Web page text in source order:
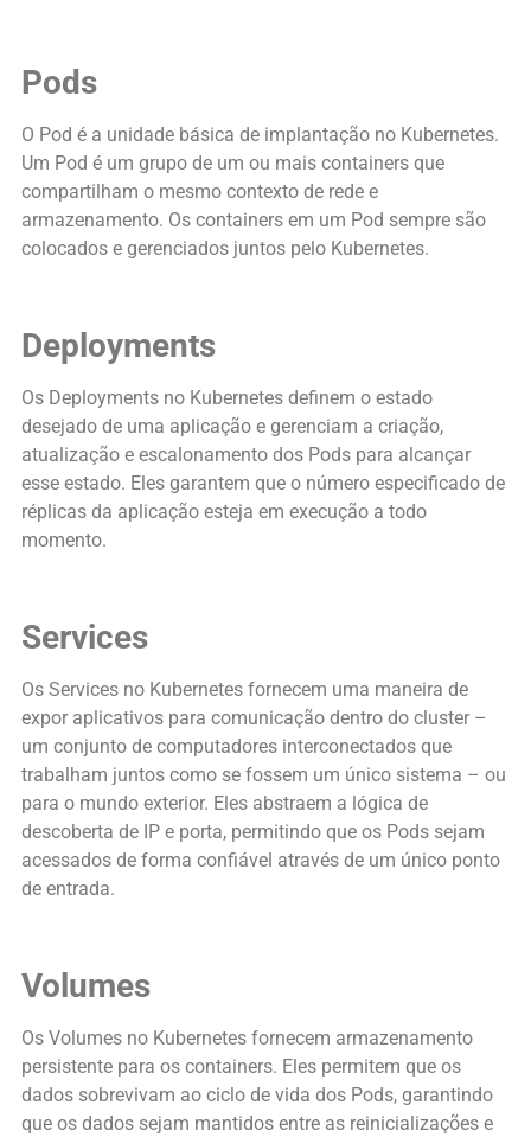
Pods
O Pod é a unidade básica de implantação no Kubernetes.
Um Pod é um grupo de um ou mais containers que
compartilham o mesmo contexto de rede e
armazenamento. Os containers em um Pod sempre são
colocados e gerenciados juntos pelo Kubernetes.
Deployments
Os Deployments no Kubernetes definem o estado
desejado de uma aplicação e gerenciam a criação,
atualização e escalonamento dos Pods para alcançar
esse estado. Eles garantem que o número especificado de
réplicas da aplicação esteja em execução a todo
momento.
Services
Os Services no Kubernetes fornecem uma maneira de
expor aplicativos para comunicação dentro do cluster –
um conjunto de computadores interconectados que
trabalham juntos como se fossem um único sistema – ou
para o mundo exterior. Eles abstraem a lógica de
descoberta de IP e porta, permitindo que os Pods sejam
acessados de forma confiável através de um único ponto
de entrada.
Volumes
Os Volumes no Kubernetes fornecem armazenamento
persistente para os containers. Eles permitem que os
dados sobrevivam ao ciclo de vida dos Pods, garantindo
que os dados sejam mantidos entre as reinicializações e